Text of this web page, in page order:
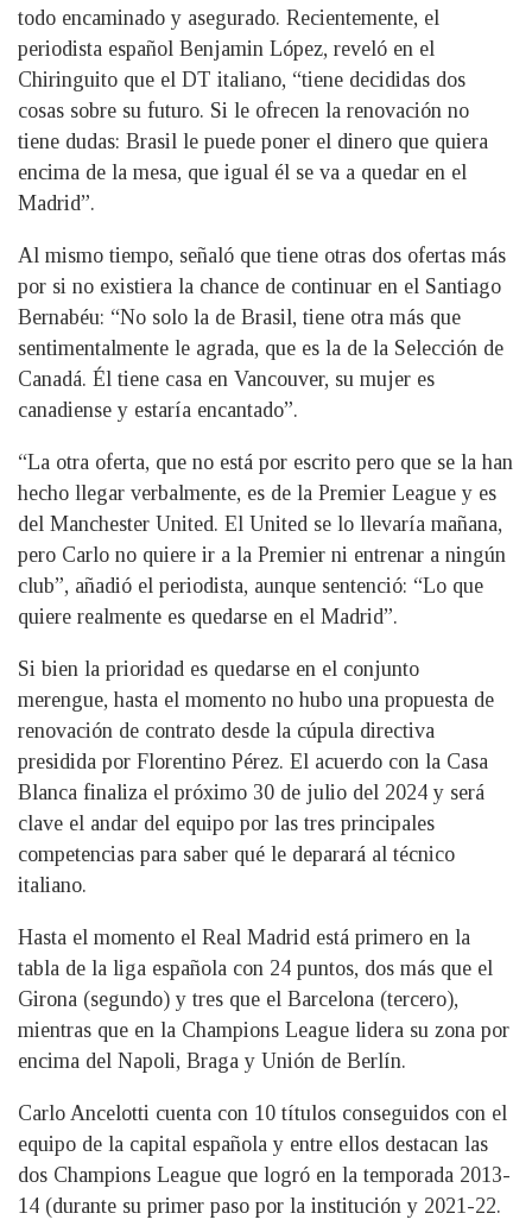
todo encaminado y asegurado. Recientemente, el
periodista español Benjamin López, reveló en el
Chiringuito que el DT italiano, “tiene decididas dos
cosas sobre su futuro. Si le ofrecen la renovación no
tiene dudas: Brasil le puede poner el dinero que quiera
encima de la mesa, que igual él se va a quedar en el
Madrid”.
Al mismo tiempo, señaló que tiene otras dos ofertas más
por si no existiera la chance de continuar en el Santiago
Bernabéu: “No solo la de Brasil, tiene otra más que
sentimentalmente le agrada, que es la de la Selección de
Canadá. Él tiene casa en Vancouver, su mujer es
canadiense y estaría encantado”.
“La otra oferta, que no está por escrito pero que se la han
hecho llegar verbalmente, es de la Premier League y es
del Manchester United. El United se lo llevaría mañana,
pero Carlo no quiere ir a la Premier ni entrenar a ningún
club”, añadió el periodista, aunque sentenció: “Lo que
quiere realmente es quedarse en el Madrid”.
Si bien la prioridad es quedarse en el conjunto
merengue, hasta el momento no hubo una propuesta de
renovación de contrato desde la cúpula directiva
presidida por Florentino Pérez. El acuerdo con la Casa
Blanca finaliza el próximo 30 de julio del 2024 y será
clave el andar del equipo por las tres principales
competencias para saber qué le deparará al técnico
italiano.
Hasta el momento el Real Madrid está primero en la
tabla de la liga española con 24 puntos, dos más que el
Girona (segundo) y tres que el Barcelona (tercero),
mientras que en la Champions League lidera su zona por
encima del Napoli, Braga y Unión de Berlín.
Carlo Ancelotti cuenta con 10 títulos conseguidos con el
equipo de la capital española y entre ellos destacan las
dos Champions League que logró en la temporada 2013-
14 (durante su primer paso por la institución y 2021-22.